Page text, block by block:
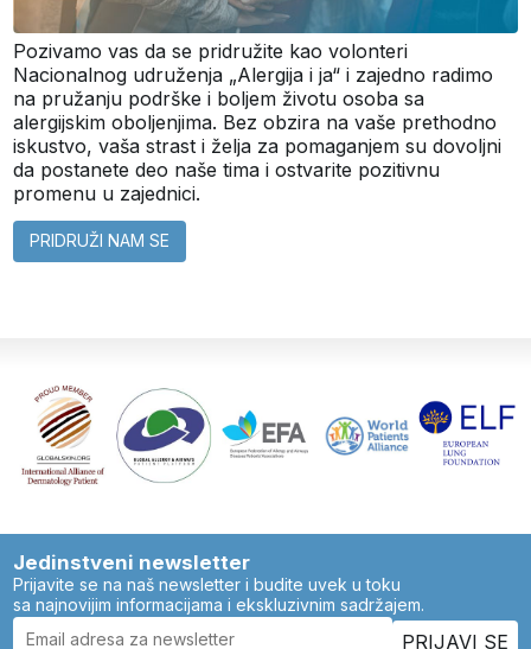
Pozivamo vas da se pridružite kao volonteri
Nacionalnog udruženja „Alergija i ja“ i zajedno radimo
na pružanju podrške i boljem životu osoba sa
alergijskim oboljenjima. Bez obzira na vaše prethodno
iskustvo, vaša strast i želja za pomaganjem su dovoljni
da postanete deo naše tima i ostvarite pozitivnu
promenu u zajednici.
PRIDRUŽI NAM SE
Jedinstveni newsletter
Prijavite se na naš newsletter i budite uvek u toku
sa najnovijim informacijama i ekskluzivnim sadržajem.